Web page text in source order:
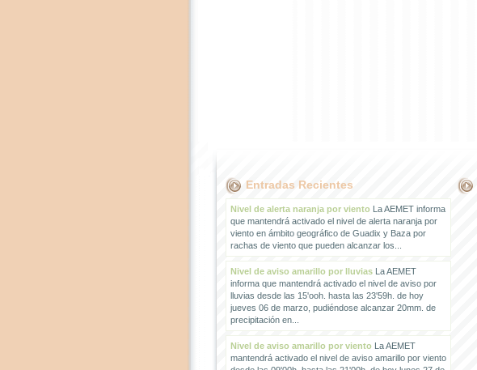
Entradas Recientes
Nivel de alerta naranja por vientoLa AEMET informa
que mantendrá activado el nivel de alerta naranja por
viento en ámbito geográfico de Guadix y Baza por
rachas de viento que pueden alcanzar los...
Nivel de aviso amarillo por lluviasLa AEMET
informa que mantendrá activado el nivel de aviso por
lluvias desde las 15'ooh. hasta las 23'59h. de hoy
jueves 06 de marzo, pudiéndose alcanzar 20mm. de
precipitación en...
Nivel de aviso amarillo por vientoLa AEMET
mantendrá activado el nivel de aviso amarillo por viento